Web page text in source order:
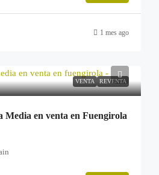
1 mes ago
VENTA REVENTA
Media en venta en Fuengirola